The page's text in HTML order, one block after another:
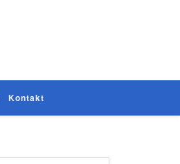
Kontakt